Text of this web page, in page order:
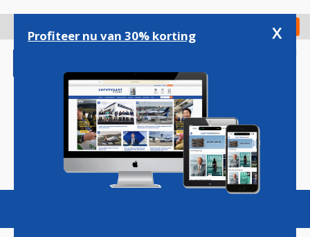
gaan
Check in
Magazine Podcasts Vacatures
Profiteer nu van 30% korting x